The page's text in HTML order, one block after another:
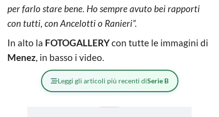
per farlo stare bene. Ho sempre avuto bei rapporti
con tutti, con Ancelotti o Ranieri”.
In alto la FOTOGALLERYcon tutte le immagini di
Menez, in basso i video.
Leggi gli articoli più recenti diSerie B